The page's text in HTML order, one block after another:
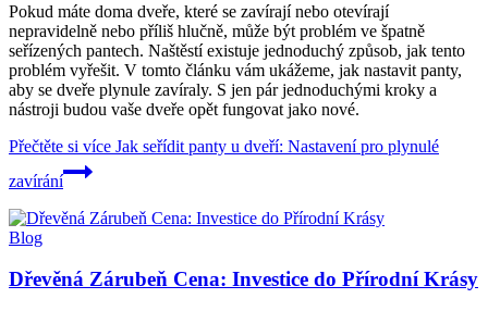
Pokud máte doma dveře, které se zavírají nebo otevírají
nepravidelně nebo příliš hlučně, může být problém ve špatně
seřízených pantech. Naštěstí existuje jednoduchý způsob, jak tento
problém vyřešit. V tomto článku vám ukážeme, jak nastavit panty,
aby se dveře plynule zavíraly. S jen pár jednoduchými kroky a
nástroji budou vaše dveře opět fungovat jako nové.
Přečtěte si více Jak seřídit panty u dveří: Nastavení pro plynulé
zavírání
Blog
Dřevěná Zárubeň Cena: Investice do Přírodní Krásy